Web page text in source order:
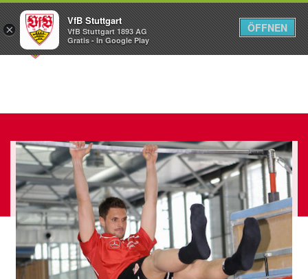
Menü
×
VfB Stuttgart
VfB Stuttgart 1893 AG
Gratis - In Google Play
ÖFFNEN